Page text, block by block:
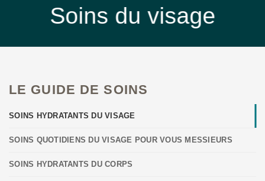
Soins du visage
LE GUIDE DE SOINS
SOINS HYDRATANTS DU VISAGE
SOINS QUOTIDIENS DU VISAGE POUR VOUS MESSIEURS
SOINS HYDRATANTS DU CORPS